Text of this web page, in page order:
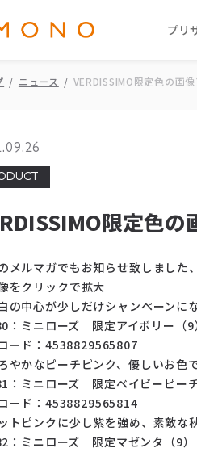
プリ
ニュース VERDISSIMO限定色の画
限定色の
メルマガでもお知らせ致しました
をクリックで拡大
の中心が少しだけシャンペーンにな
：ミニローズ 限定アイボリー（
ード：4538829565807
やかなピーチピンク、優しいお色で
：ミニローズ 限定ベイビーピー
ード：4538829565814
トピンクに少し紫を強め、素敵な
：ミニローズ 限定マゼンタ（9